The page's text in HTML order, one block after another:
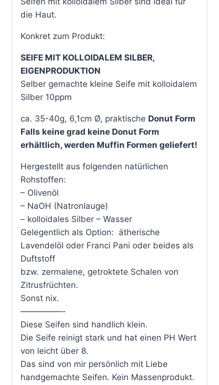
die Haut.
Konkret zum Produkt:
SEIFE MIT KOLLOIDALEM SILBER,
EIGENPRODUKTION
Selber gemachte kleine Seife mit kolloidalem
Silber 10ppm
ca. 35-40g, 6,1cm Ø, praktische Donut Form
Falls keine grad keine Donut Form
erhältlich, werden Muffin Formen geliefert!
Hergestellt aus folgenden natürlichen
Rohstoffen:
– Olivenöl
– NaOH (Natronlauge)
– kolloidales Silber – Wasser
Gelegentlich als Option: ätherische
Lavendelöl oder Franci Pani oder beides als
Duftstoff
bzw. zermalene, getroktete Schalen von
Zitrusfrüchten.
Sonst nix.
—————-
Diese Seifen sind handlich klein.
Die Seife reinigt stark und hat einen PH Wert
von leicht über 8.
Das sind von mir persönlich mit Liebe
handgemachte Seifen. Kein Massenprodukt.